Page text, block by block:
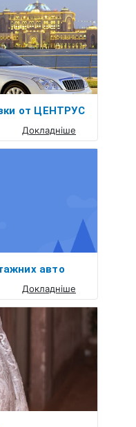
от ЦЕНТРУС
Докладніше
авто
Докладніше